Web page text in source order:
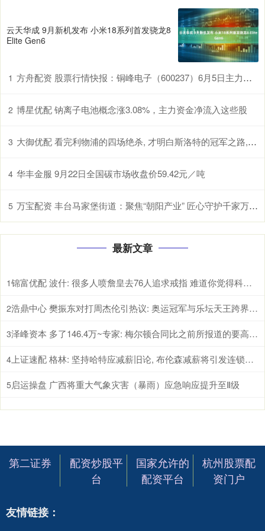
云天华成 9月新机发布 小米18系列首发骁龙8
Elite Gen6
1 方舟配资 股票行情快报：铜峰电子（600237）6月5日主力资金净卖出574.91万元
2 博星优配 钠离子电池概念涨3.08%，主力资金净流入这些股
3 大御优配 看完利物浦的四场绝杀, 才明白斯洛特的冠军之路, 有多么惊险
4 华丰金服 9月22日全国碳市场收盘价59.42元／吨
5 万宝配资 丰台马家堡街道：聚焦“朝阳产业” 匠心守护千家万户幸福梦
最新文章
1 锦富优配 波什: 很多人喷詹皇去76人追求戒指 难道你觉得科比乔丹就不追总冠军了
2 浩鼎中心 樊振东对打周杰伦引热议: 奥运冠军与乐坛天王跨界互动背后体育破圈的真因
3 泽峰资本 多了146.4万~专家: 梅尔顿合同比之前所报道的要高 为2年1246.4万
4 上证速配 格林: 坚持哈特应减薪旧论, 布伦森减薪将引发连锁反应
5启运操盘 广西将重大气象灾害（暴雨）应急响应提升至Ⅱ级
第二证券
配资炒股平
台
国家允许的
配资平台
杭州股票配
资门户
友情链接：